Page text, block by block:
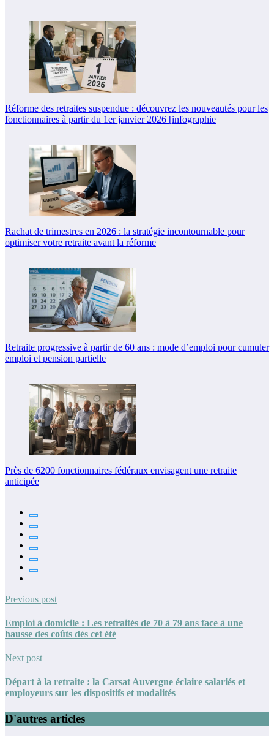
Réforme des retraites suspendue : découvrez les nouveautés pour les
fonctionnaires à partir du 1er janvier 2026 [infographie
Rachat de trimestres en 2026 : la stratégie incontournable pour
optimiser votre retraite avant la réforme
Retraite progressive à partir de 60 ans : mode d’emploi pour cumuler
emploi et pension partielle
Près de 6200 fonctionnaires fédéraux envisagent une retraite
anticipée
Previous post
Emploi à domicile : Les retraités de 70 à 79 ans face à une
hausse des coûts dès cet été
Next post
Départ à la retraite : la Carsat Auvergne éclaire salariés et
employeurs sur les dispositifs et modalités
D'autres articles